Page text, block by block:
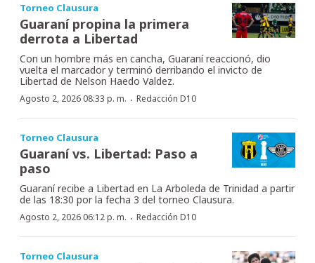
Torneo Clausura
Guaraní propina la primera
derrota a Libertad
Con un hombre más en cancha, Guaraní reaccionó, dio
vuelta el marcador y terminó derribando el invicto de
Libertad de Nelson Haedo Valdez.
Agosto 2, 2026 08:33 p. m. · Redacción D10
Torneo Clausura
Guaraní vs. Libertad: Paso a
paso
Guaraní recibe a Libertad en La Arboleda de Trinidad a partir
de las 18:30 por la fecha 3 del torneo Clausura.
Agosto 2, 2026 06:12 p. m. · Redacción D10
Torneo Clausura